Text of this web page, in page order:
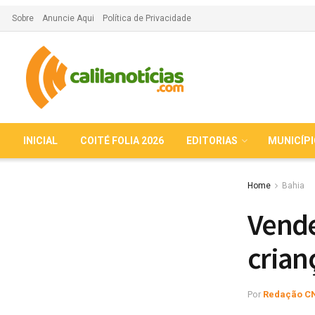
Sobre Anuncie Aqui Política de Privacidade
INICIAL COITÉ FOLIA 2026 EDITORIAS
Home Bahia
Por Redação